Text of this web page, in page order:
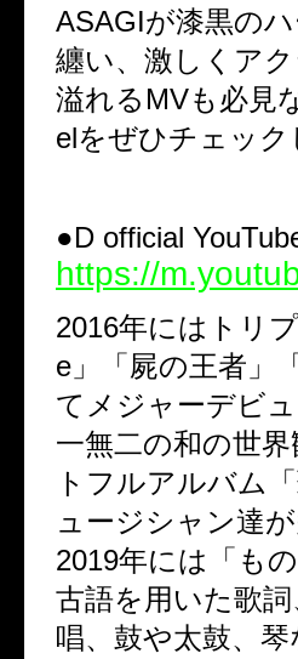
ASAGIが漆黒の
纏い、激しくア
溢れるMVも必見
elをぜひチェック
●D official
https://
2016年にはトリ
e」「屍の王者」
てメジャーデビ
一無二の和の世
トフルアルバム
ュージシャン達
2019年には「も
古語を用いた歌
唱、鼓や太鼓、